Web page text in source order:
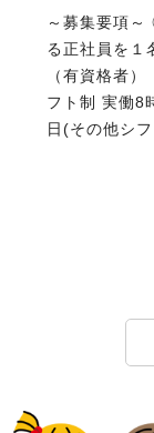
～募集要項
る正社員を１
（有資格者
フト制 実働8
日(その他シ